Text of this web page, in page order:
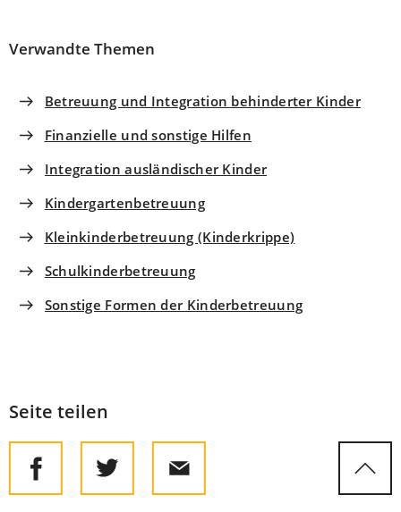
Verwandte Themen
Betreuung und Integration behinderter Kinder
Finanzielle und sonstige Hilfen
Integration ausländischer Kinder
Kindergartenbetreuung
Kleinkinderbetreuung (Kinderkrippe)
Schulkinderbetreuung
Sonstige Formen der Kinderbetreuung
Seite teilen